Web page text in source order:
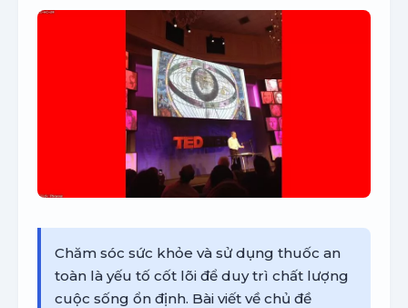
Chăm sóc sức khỏe và sử dụng thuốc an
toàn là yếu tố cốt lõi để duy trì chất lượng
cuộc sống ổn định. Bài viết về chủ đề